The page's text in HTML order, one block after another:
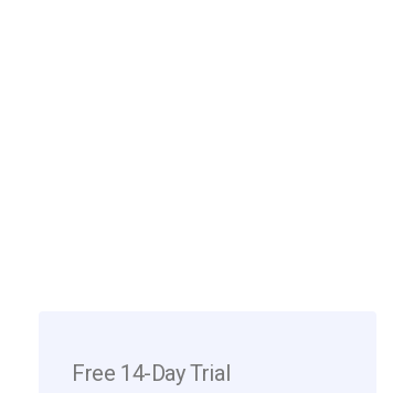
Free 14-Day Trial